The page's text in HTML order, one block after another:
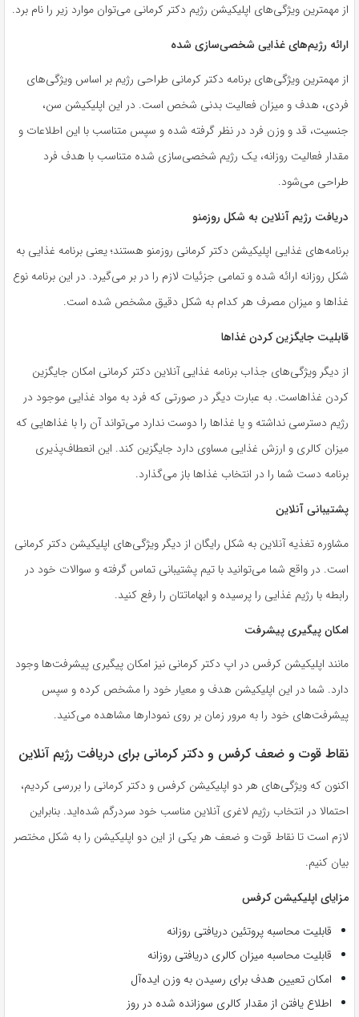
از مهمترین ویژگی‌های اپلیکیشن رژیم دکتر کرمانی می‌توان موارد زیر را نام برد.
ارائه رژیم‌های غذایی شخصی‌سازی شده
از مهمترین ویژگی‌های برنامه دکتر کرمانی طراحی رژیم بر اساس ویژگی‌های
فردی، هدف و میزان فعالیت بدنی شخص است. در این اپلیکیشن سن،
جنسیت، قد و وزن فرد در نظر گرفته شده و سپس متناسب با این اطلاعات و
مقدار فعالیت روزانه، یک رژیم شخصی‌سازی شده متناسب با هدف فرد
طراحی می‌شود.
دریافت رژیم آنلاین به شکل روزمنو
برنامه‌های غذایی اپلیکیشن دکتر کرمانی روزمنو هستند؛ یعنی برنامه غذایی به
شکل روزانه ارائه شده و تمامی جزئیات لازم را در بر می‌گیرد. در این برنامه نوع
غذاها و میزان مصرف هر کدام به شکل دقیق مشخص شده است.
قابلیت جایگزین کردن غذاها
از دیگر ویژگی‌های جذاب برنامه غذایی آنلاین دکتر کرمانی امکان جایگزین
کردن غذاهاست. به عبارت دیگر در صورتی که فرد به مواد غذایی موجود در
رژیم دسترسی نداشته و یا غذاها را دوست ندارد می‌تواند آن را با غذاهایی که
میزان کالری و ارزش غذایی مساوی دارد جایگزین کند. این انعطاف‌پذیری
برنامه دست شما را در انتخاب غذاها باز می‌گذارد.
پشتیبانی آنلاین
مشاوره تغذیه آنلاین به شکل رایگان از دیگر ویژگی‌های اپلیکیشن دکتر کرمانی
است. در واقع شما می‌توانید با تیم پشتیبانی تماس گرفته و سوالات خود در
رابطه با رژیم غذایی را پرسیده و ابهاماتتان را رفع کنید.
امکان پیگیری پیشرفت
مانند اپلیکیشن کرفس در اپ دکتر کرمانی نیز امکان پیگیری پیشرفت‌ها وجود
دارد. شما در این اپلیکیشن هدف و معیار خود را مشخص کرده و سپس
پیشرفت‌های خود را به مرور زمان بر روی نمودارها مشاهده می‌کنید.
نقاط قوت و ضعف کرفس و دکتر کرمانی برای دریافت رژیم آنلاین
اکنون که ویژگی‌های هر دو اپلیکیشن کرفس و دکتر کرمانی را بررسی کردیم،
احتمالا در انتخاب رژیم لاغری آنلاین مناسب خود سردرگم شده‌اید. بنابراین
لازم است تا نقاط قوت و ضعف هر یکی از این دو اپلیکیشن را به شکل مختصر
بیان کنیم.
مزایای اپلیکیشن کرفس
قابلیت محاسبه پروتئین دریافتی روزانه
قابلیت محاسبه میزان کالری دریافتی روزانه
امکان تعیین هدف برای رسیدن به وزن ایده‌آل
اطلاع یافتن از مقدار کالری سوزانده شده در روز